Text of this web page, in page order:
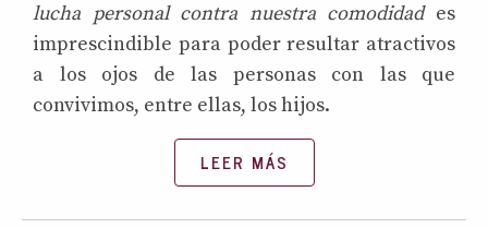
lucha personal contra nuestra comodidades
imprescindible para poder resultar atractivos
a los ojos de las personas con las que
convivimos, entre ellas, los hijos.
LEER MÁS